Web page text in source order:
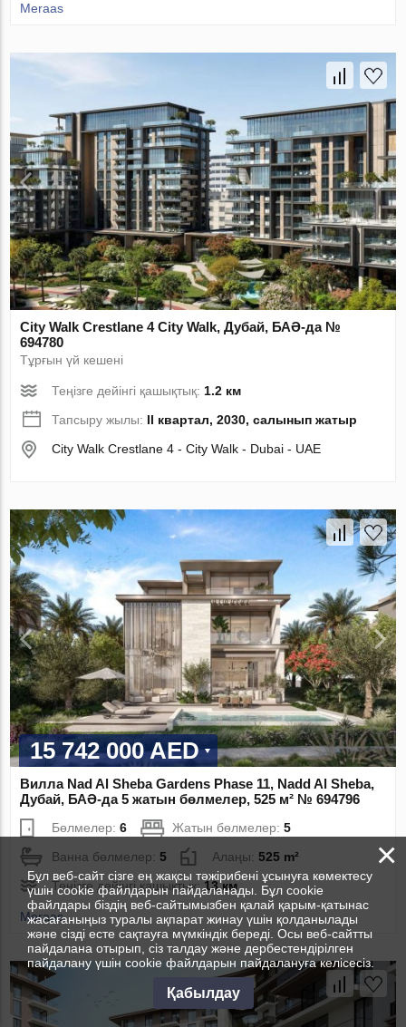
Meraas
City Walk Crestlane 4 City Walk, Дубай, БАӘ-да №
694780
Тұрғын үй кешені
Теңізге дейінгі қашықтық: 1.2 км
Тапсыру жылы: II квартал, 2030, салынып жатыр
City Walk Crestlane 4 - City Walk - Dubai - UAE
15 742 000 AED
Вилла Nad Al Sheba Gardens Phase 11, Nadd Al Sheba,
Дубай, БАӘ-да 5 жатын бөлмелер, 525 м² № 694796
Бөлмелер:6 Жатын бөлмелер:5
Ванна бөлмелер:5 Алаңы:525 m²
Теңізге дейінгі қашықтық:13 км
Meraas
×
Бұл веб-сайт сізге ең жақсы тәжірибені ұсынуға көмектесу
үшін cookie файлдарын пайдаланады. Бұл cookie
файлдары біздің веб-сайтымызбен қалай қарым-қатынас
жасағаныңыз туралы ақпарат жинау үшін қолданылады
және сізді есте сақтауға мүмкіндік береді. Осы веб-сайтты
пайдалана отырып, сіз талдау және дербестендірілген
пайдалану үшін cookie файлдарын пайдалануға келісесіз.
Қабылдау